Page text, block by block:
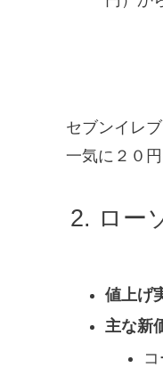
セブンイレ
一気に２０
ロー
値上げ
主な新